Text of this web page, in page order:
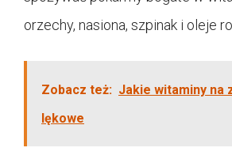
orzechy, nasiona, szpinak i oleje
Zobacz też: Jakie witaminy na
lękowe